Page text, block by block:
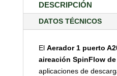
DESCRIPCIÓN
DATOS TÉCNICOS
El Aerador 1 puerto
aireación SpinFlow
aplicaciones de